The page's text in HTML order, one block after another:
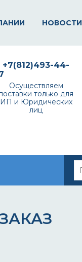
НОВОСТИ
+7(812)493-44-
Осуществляем
только для
ИП и Юридических
лиц